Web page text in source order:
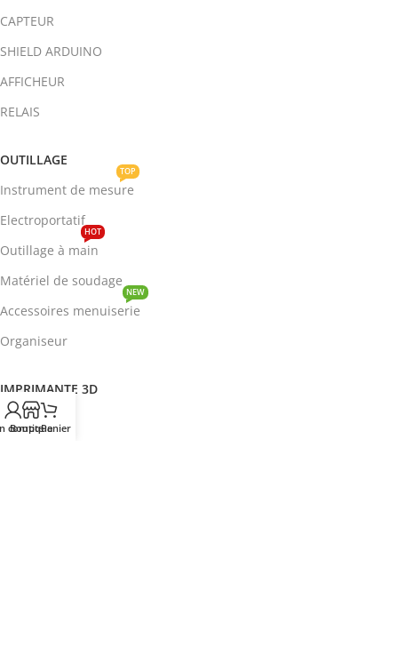
CAPTEUR
SHIELD ARDUINO
AFFICHEUR
RELAIS
OUTILLAGE
Instrument de mesure
TOP
Electroportatif
Outillage à main
HOT
Matériel de soudage
Accessoires menuiserie
NEW
Organiseur
IMPRIMANTE 3D
ROBOTIQUE
compte
BoutiquePanier